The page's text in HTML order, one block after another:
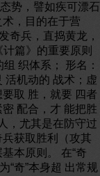
势，譬如疾可漂石
，目的在于营
奇兵，直捣黄龙，
篇》的重要原则
织体系； 形名：
活机动的 战术；虚
取 胜，就要 四者
配合，才 能把胜
，尤其是在防守过
获取胜利（攻其
本原则。 在“奇
“奇”本身超 出常规